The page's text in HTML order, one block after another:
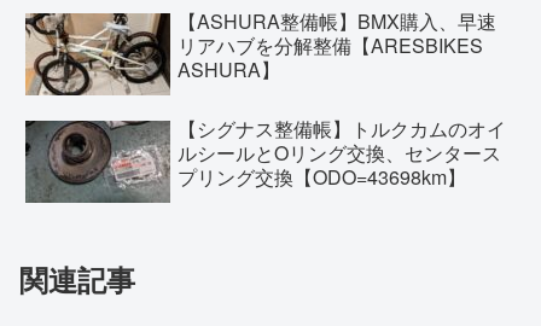
【ASHURA整備帳】BMX購入、早速
リアハブを分解整備【ARESBIKES
ASHURA】
【シグナス整備帳】トルクカムのオイ
ルシールとOリング交換、センタース
プリング交換【ODO=43698km】
関連記事